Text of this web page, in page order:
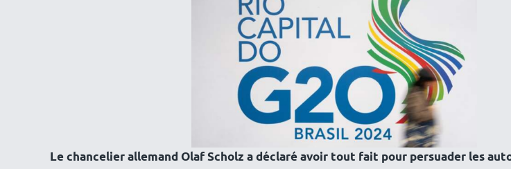
Le chancelier allemand Olaf Scholz a déclaré avoir tout fait pour persuader les